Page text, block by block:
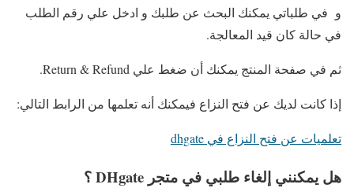
و في طلباتي يمكنك البحث عن طلبك و ادخل علي رقم الطلب
في حالة كان قيد المعالجة.
ثم في صفحة المنتج يمكنك أن ضغط علي Return & Refund.
إذا كانت لديك عن فتح النزاع فيمكنك أنه تعلمها من الرابط التالي:
تعلميات عن فتح النزاع في dhgate
هل يمكنني إلغاء طلبي في متجر DHgate ؟